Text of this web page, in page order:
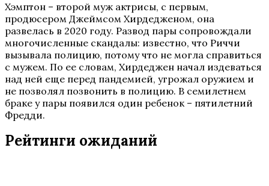
Хэмптон – второй муж актрисы, с первым,
продюсером Джеймсом Хирдедженом, она
развелась в 2020 году. Развод пары сопровождали
многочисленные скандалы: известно, что Риччи
вызывала полицию, потому что не могла справиться
с мужем. По ее словам, Хирдеджен начал издеваться
над ней еще перед пандемией, угрожал оружием и
не позволял позвонить в полицию. В семилетнем
браке у пары появился один ребенок – пятилетний
Фредди.
Рейтинги ожиданий